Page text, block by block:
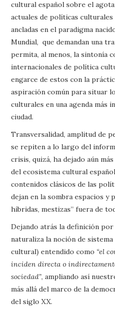
cultural español sobre el
actuales de políticas
ancladas en el paradigma
Mundial, que demandan una
permita, al menos, la sintonía
internacionales de política
engarce de estos con la
aspiración común para situar
culturales en una agenda más
ciudad.
Transversalidad, amplitud de
se repiten a lo largo del
crisis, quizá, ha dejado aún
del ecosistema cultural
contenidos clásicos de las
dejan en la sombra espacios y
híbridas, mestizas” fuera de
Dejando atrás la definición
naturaliza la noción de
cultural) entendido como “el
inciden directa o
sociedad”, ampliando así
más allá del marco de la
del siglo XX.